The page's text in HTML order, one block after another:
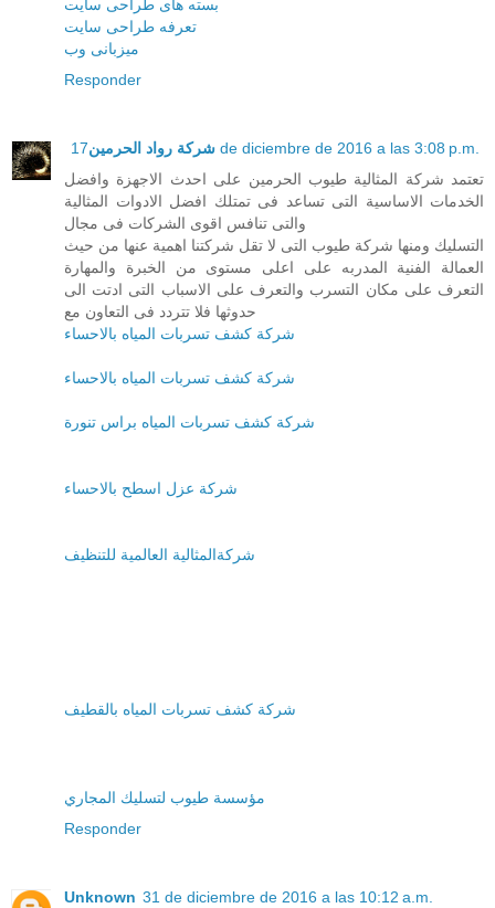
بسته های طراحی سایت
تعرفه طراحی سایت
میزبانی وب
Responder
شركة رواد الحرمين 17 de diciembre de 2016 a las 3:08 p.m.
تعتمد شركة المثالية طيوب الحرمين على احدث الاجهزة وافضل
الخدمات الاساسية التى تساعد فى تمتلك افضل الادوات المثالية
والتى تنافس اقوى الشركات فى مجال
التسليك ومنها شركة طيوب التى لا تقل شركتنا اهمية عنها من حيث
العمالة الفنية المدربه على اعلى مستوى من الخبرة والمهارة
التعرف على مكان التسرب والتعرف على الاسباب التى ادتت الى
حدوثها فلا تتردد فى التعاون مع
شركة كشف تسربات المياه بالاحساء
شركة كشف تسربات المياه بالاحساء
شركة كشف تسربات المياه براس تنورة
شركة عزل اسطح بالاحساء
شركةالمثالية العالمية للتنظيف
شركة كشف تسربات المياه بالقطيف
مؤسسة طيوب لتسليك المجاري
Responder
Unknown 31 de diciembre de 2016 a las 10:12 a.m.